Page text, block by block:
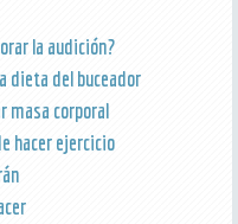
la audición?
dieta del buceador
masa corporal
hacer ejercicio